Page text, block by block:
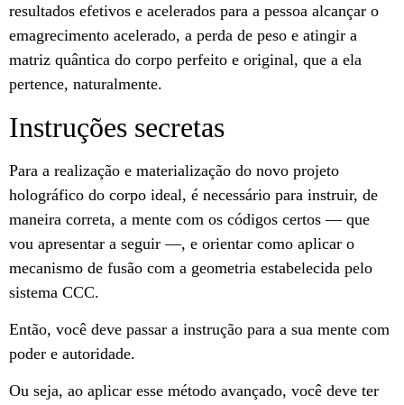
resultados efetivos e acelerados para a pessoa alcançar o
emagrecimento acelerado, a perda de peso e atingir a
matriz quântica do corpo perfeito e original, que a ela
pertence, naturalmente.
Instruções secretas
Para a realização e materialização do novo projeto
holográfico do corpo ideal, é necessário para instruir, de
maneira correta, a mente com os códigos certos — que
vou apresentar a seguir —, e orientar como aplicar o
mecanismo de fusão com a geometria estabelecida pelo
sistema CCC.
Então, você deve passar a instrução para a sua mente com
poder e autoridade.
Ou seja, ao aplicar esse método avançado, você deve ter